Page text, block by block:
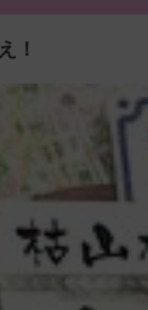
！